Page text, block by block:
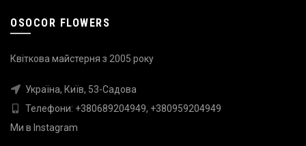
OSOCOR FLOWERS
Квіткова майстерня з 2005 року
Україна, Київ, 53-Садова
Телефони: +380689204949, +380959204949
Ми в Instagram